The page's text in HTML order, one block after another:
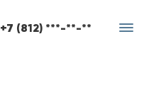
+7 (812) ***-**-**